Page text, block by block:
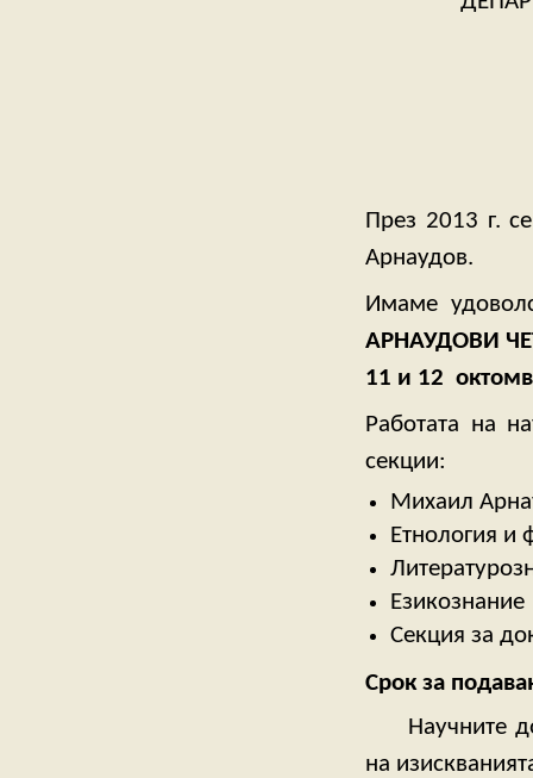
През 2013 г.
Арнаудов.
Имаме
АРНАУДОВИ
11 и 12
Работата на
секции:
Михаил
Етнология и
Езикознание
Секция за
Срок за
Научните
на